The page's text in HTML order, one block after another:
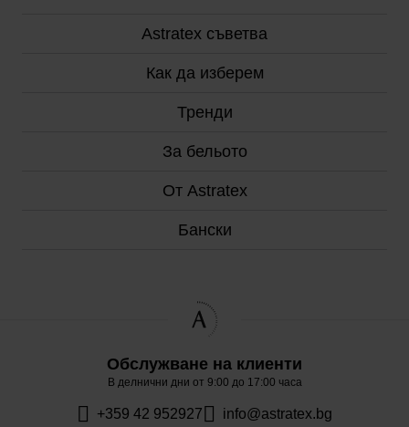
Astratex съветвa
Как да изберем
Тренди
За бельото
От Astratex
Бански
Обслужване на клиенти
В делнични дни от 9:00 до 17:00 часа
+359 42 952927 info@astratex.bg